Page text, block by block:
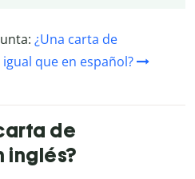
¿Una carta de
que en español?
de
inglés?